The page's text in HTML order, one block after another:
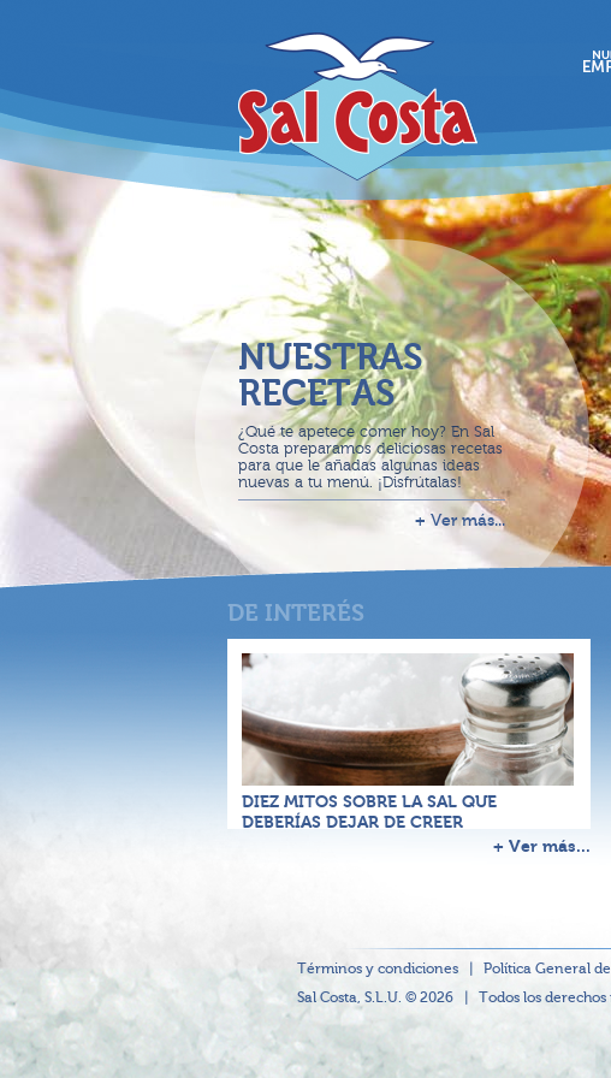
NUESTRAS
RECETAS
¿Qué te apetece comer hoy? En Sal
Costa preparamos deliciosas recetas
para que le añadas algunas ideas
nuevas a tu menú. ¡Disfrútalas!
+ Ver más...
DIEZ MITOS SOBRE LA SAL QUE
DEBERÍAS DEJAR DE CREER
+ Ver más...
Términos y condiciones Política General
Sal Costa, S.L.U. © 2026
Todos los derechos